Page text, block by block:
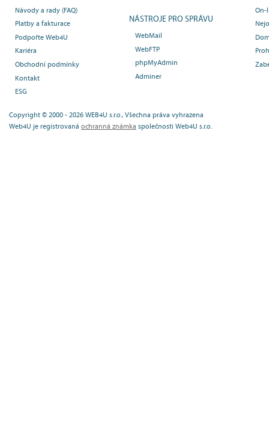
Návody a rady (FAQ)
Platby a fakturace
Podpořte Web4U
Kariéra
Obchodní podmínky
Kontakt
ESG
NÁSTROJE PRO SPRÁVU
WebMail
WebFTP
phpMyAdmin
Adminer
On-
Copyright © 2000 - 2026 WEB4U s.r.o., Všechna práva vyhrazena
Web4U je registrovaná ochranná známka společnosti Web4U s.r.o.